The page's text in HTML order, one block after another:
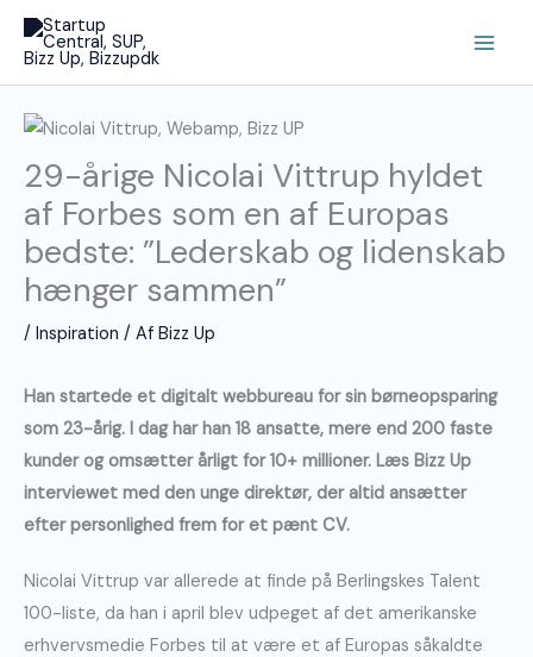
indholdet
29-årige Nicolai Vittrup hyldet
af Forbes som en af Europas
bedste: ”Lederskab og lidenskab
hænger sammen”
/ Inspiration / Af Bizz Up
Han startede et digitalt webbureau for sin børneopsparing
som 23-årig. I dag har han 18 ansatte, mere end 200 faste
kunder og omsætter årligt for 10+ millioner. Læs Bizz Up
interviewet med den unge direktør, der altid ansætter
efter personlighed frem for et pænt CV.
Nicolai Vittrup var allerede at finde på Berlingskes Talent
100-liste, da han i april blev udpeget af det amerikanske
erhvervsmedie Forbes til at være et af Europas såkaldte